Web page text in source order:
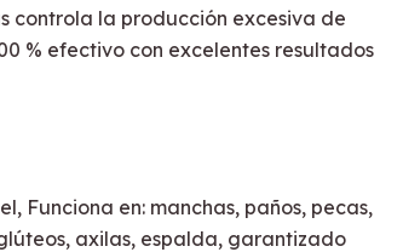
controla la producción excesiva de
% efectivo con excelentes resultados
Funciona en: manchas, paños, pecas,
axilas, espalda, garantizado